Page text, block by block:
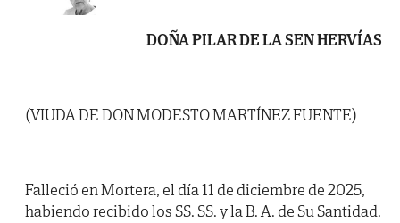
DOÑA PILAR DE LA SEN HERVÍAS
(VIUDA DE DON MODESTO MARTÍNEZ FUENTE)
Falleció en Mortera, el día 11 de diciembre de 2025,
habiendo recibido los SS. SS. y la B. A. de Su Santidad.